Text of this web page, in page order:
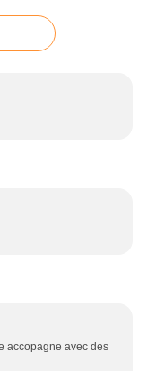
accopagne avec des